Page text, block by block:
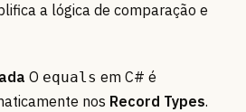
a lógica de comparação e
O equals em C# é
nos Record Types.